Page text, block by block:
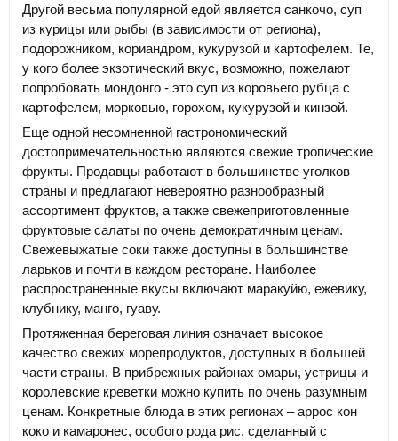
Другой весьма популярной едой является санкочо, суп
из курицы или рыбы (в зависимости от региона),
подорожником, кориандром, кукурузой и картофелем. Те,
у кого более экзотический вкус, возможно, пожелают
попробовать мондонго - это суп из коровьего рубца с
картофелем, морковью, горохом, кукурузой и кинзой.
Еще одной несомненной гастрономический
достопримечательностью являются свежие тропические
фрукты. Продавцы работают в большинстве уголков
страны и предлагают невероятно разнообразный
ассортимент фруктов, а также свежеприготовленные
фруктовые салаты по очень демократичным ценам.
Свежевыжатые соки также доступны в большинстве
ларьков и почти в каждом ресторане. Наиболее
распространенные вкусы включают маракуйю, ежевику,
клубнику, манго, гуаву.
Протяженная береговая линия означает высокое
качество свежих морепродуктов, доступных в большей
части страны. В прибрежных районах омары, устрицы и
королевские креветки можно купить по очень разумным
ценам. Конкретные блюда в этих регионах – аррос кон
коко и камаронес, особого рода рис, сделанный с